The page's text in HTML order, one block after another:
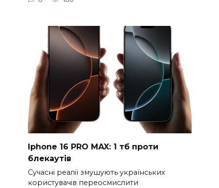
Iphone 16 PRO MAX: 1 тб проти
блекаутів
Сучасні реалії змушують українських
користувачів переосмислити